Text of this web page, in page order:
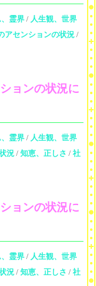
霊界 / 人生観、世界
アセンションの状況 /
ョンの状況に
霊界 / 人生観、世界
況 / 知恵、正しさ / 社
ョンの状況に
霊界 / 人生観、世界
況 / 知恵、正しさ / 社